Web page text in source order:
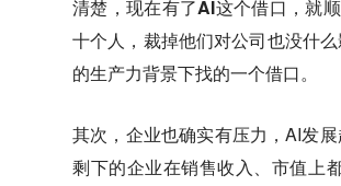
清楚，现在有了AI这个借口，就顺
十个人，裁掉他们对公司也没什
的生产力背景下找的一个借口。
其次，企业也确实有压力，AI发
剩下的企业在销售收入、市值上